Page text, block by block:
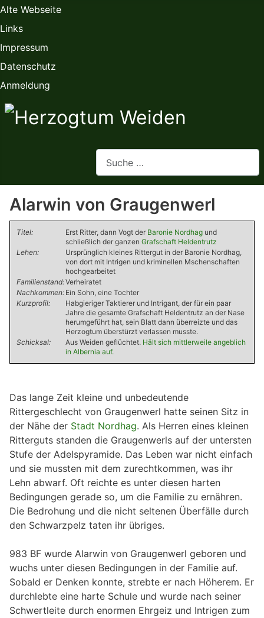
Alte Webseite
Links
Impressum
Datenschutz
Anmeldung
Alarwin von Graugenwerl
Titel: Erst Ritter, dann Vogt der Baronie Nordhag und
schließlich der ganzen Grafschaft Heldentrutz
Lehen:
Ursprünglich kleines Rittergut in der Baronie Nordhag,
von dort mit Intrigen und kriminellen Mschenschaften
hochgearbeitet
Familienstand:Verheiratet
Nachkommen: Ein Sohn, eine Tochter
Kurzprofil:
Habgieriger Taktierer und Intrigant, der für ein paar
Jahre die gesamte Grafschaft Heldentrutz an der Nase
herumgeführt hat, sein Blatt dann überreizte und das
Herzogtum überstürzt verlassen musste.
Schicksal:
Aus Weiden geflüchtet. Hält sich mittlerweile angeblich
in Albernia auf.
Das lange Zeit kleine und unbedeutende
Rittergeschlecht von Graugenwerl hatte seinen Sitz in
der Nähe der Stadt Nordhag. Als Herren eines kleinen
Ritterguts standen die Graugenwerls auf der untersten
Stufe der Adelspyramide. Das Leben war nicht einfach
und sie mussten mit dem zurechtkommen, was ihr
Lehn abwarf. Oft reichte es unter diesen harten
Bedingungen gerade so, um die Familie zu ernähren.
Die Bedrohung und die nicht seltenen Überfälle durch
den Schwarzpelz taten ihr übriges.
983 BF wurde Alarwin von Graugenwerl geboren und
wuchs unter diesen Bedingungen in der Familie auf.
Sobald er Denken konnte, strebte er nach Höherem. Er
durchlebte eine harte Schule und wurde nach seiner
Schwertleite durch enormen Ehrgeiz und Intrigen zum